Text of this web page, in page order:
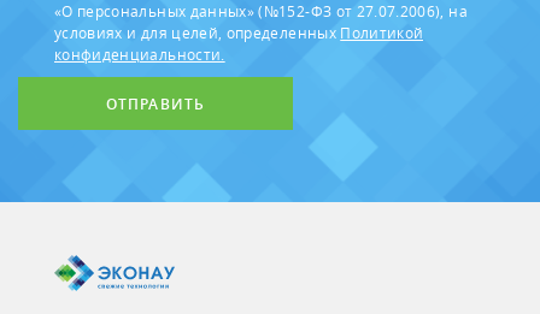
«О персональных данных» (№152-ФЗ от 27.07.2006), на
условиях и для целей, определенных Политикой
конфиденциальности.
ОТПРАВИТЬ